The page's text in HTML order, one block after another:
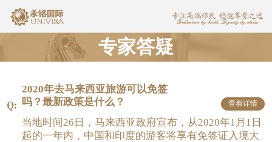
专家答疑
2020年去马来西亚旅游可以免签
吗？最新政策是什么？
查看详情
当地时间26日，马来西亚政府宣布，从2020年1月1日
起的一年内，中国和印度的游客将享有免签证入境大